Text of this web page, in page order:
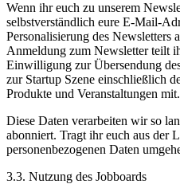
Wenn ihr euch zu unserem
selbstverständlich eure E-Mail-
Personalisierung des Newsletters
Anmeldung zum Newsletter teilt
Einwilligung zur Übersendung
zur Startup Szene einschließlich
Produkte und Veranstaltungen mit.
Diese Daten verarbeiten wir so
abonniert. Tragt ihr euch aus der
personenbezogenen Daten
3.3. Nutzung des Jobboards